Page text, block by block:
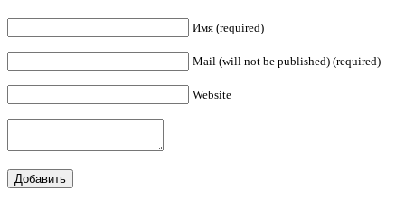
Имя (required)
Mail (will not be published) (required)
Website